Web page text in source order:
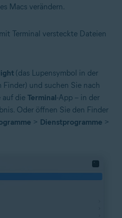
Macs verändern.
Terminal versteckte Dateien
(das Lupensymbol in der
und suchen Sie nach
auf die Terminal-App – in der
Oder öffnen Sie den Finder
> Dienstprogramme >